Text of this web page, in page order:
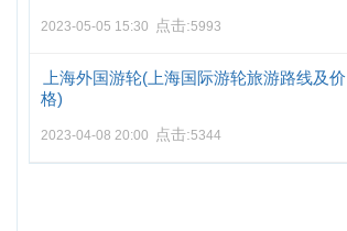
2023-05-05 15:30 点击:5993
上海外国游轮(上海国际游轮旅游路线及价
格)
2023-04-08 20:00 点击:5344